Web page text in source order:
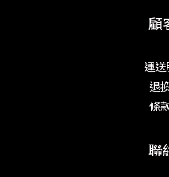
顧
運送
退
條
聯